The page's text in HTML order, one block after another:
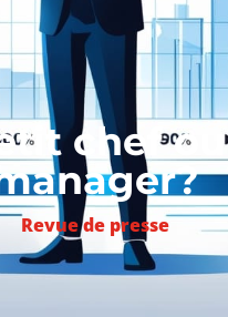
chef ou
Revue de presse